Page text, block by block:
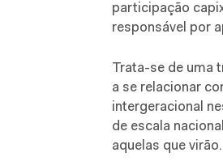
participação
responsável por
Trata-se de uma
a se relacionar
intergeracional
de escala
aquelas que virão.